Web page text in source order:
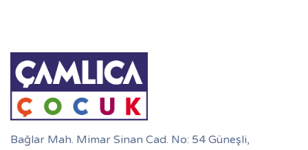
Bağlar Mah. Mimar Sinan Cad. No: 54 Güneşli,